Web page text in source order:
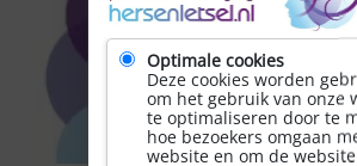
Optimale cookies
Deze cookies worden
om het gebruik van onze
te optimaliseren door te
hoe bezoekers omgaan
website en om de